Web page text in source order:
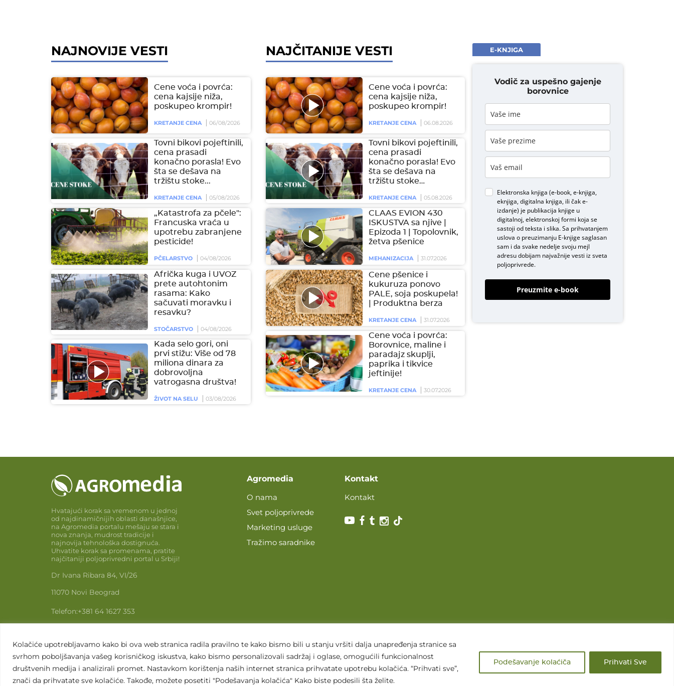
Kolačiće upotrebljavamo kako bi ova web stranica radila pravilno te kako bismo bili u stanju vršiti dalja unapređenja stranice sa
svrhom poboljšavanja vašeg korisničkog iskustva, kako bismo personalizovali sadržaj i oglase, omogućili funkcionalnost
društvenih medija i analizirali promet. Nastavkom korištenja naših internet stranica prihvatate upotrebu kolačića. “Prihvati sve”,
znači da prihvatate sve kolačiće. Takođe, možete posetiti "Podešavanja kolačića" Kako biste podesili šta želite.
Podešavanje kolaćiča Prihvati Sve
NAJNOVIJE VESTI
Cene voća i povrća:
cena kajsije niža,
poskupeo krompir!
KRETANJE CENA 06/08/2026
Tovni bikovi pojeftinili,
cena prasadi
konačno porasla! Evo
šta se dešava na
tržištu stoke...
KRETANJE CENA 05/08/2026
„Katastrofa za pčele":
Francuska vraća u
upotrebu zabranjene
pesticide!
PČELARSTVO 04/08/2026
Afrička kuga i UVOZ
prete autohtonim
rasama: Kako
sačuvati moravku i
resavku?
STOČARSTVO 04/08/2026
Kada selo gori, oni
prvi stižu: Više od 78
miliona dinara za
dobrovoljna
vatrogasna društva!
ŽIVOT NA SELU 03/08/2026
NAJČITANIJE VESTI
Cene voća i povrća:
cena kajsije niža,
poskupeo krompir!
KRETANJE CENA 06.08.2026
Tovni bikovi pojeftinili,
cena prasadi
konačno porasla! Evo
šta se dešava na
tržištu stoke…
KRETANJE CENA 05.08.2026
CLAAS EVION 430
ISKUSTVA sa njive |
Epizoda 1 | Topolovnik,
žetva pšenice
MEHANIZACIJA 31.07.2026
Cene pšenice i
kukuruza ponovo
PALE, soja poskupela!
| Produktna berza
KRETANJE CENA 31.07.2026
Cene voća i povrća:
Borovnice, maline i
paradajz skuplji,
paprika i tikvice
jeftinije!
KRETANJE CENA 30.07.2026
E-KNJIGA
Vodič za uspešno gajenje
borovnice
Elektronska knjiga (e-book, e-knjiga,
eknjiga, digitalna knjiga, ili čak e-
izdanje) je publikacija knjige u
digitalnoj, elektronskoj formi koja se
sastoji od teksta i slika. Sa prihvatanjem
uslova o preuzimanju E-knjigesaglasan
sam i da svake nedelje svoju mejl
adresu dobijam najvažnije vesti iz sveta
poljoprivrede.
Preuzmite e-book
Hvatajući korak sa vremenom u jednoj
od najdinamičnijih oblasti današnjice,
na Agromedia portalu mešaju se stara i
nova znanja, mudrost tradicije i
najnovija tehnološka dostignuća.
Uhvatite korak sa promenama, pratite
najčitaniji poljoprivredni portal u Srbiji!
Dr Ivana Ribara 84, VI/26
11070 Novi Beograd
Telefon:+381 64 1627 353
www.agromedia.rs
Agromedia
O nama
Svet poljoprivrede
Marketing usluge
Tražimo saradnike
Kontakt
Kontakt